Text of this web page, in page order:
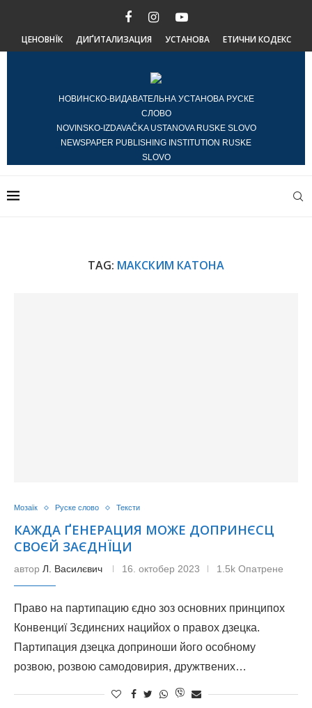
ЦЕНОВНЇК ДИҐИТАЛИЗАЦИЯ УСТАНОВА ЕТИЧНИ КОДЕКС
НОВИНСКО-ВИДАВАТЕЛЬНА УСТАНОВА РУСКЕ
СЛОВО
NOVINSKO-IZDAVAČKA USTANOVA RUSKE SLOVO
NEWSPAPER PUBLISHING INSTITUTION RUSKE
SLOVO
TAG: МАКСКИМ КАТОНА
Мозаїк Руске слово Тексти
КАЖДА ҐЕНЕРАЦИЯ МОЖЕ ДОПРИНЄСЦ
СВОЄЙ ЗАЄДНЇЦИ
автор Л. Василєвич 16. октобер 2023 1.5k Опатрене
Право на партипацию єдно зоз основних принципох
Конвенциї Зєдинєних нацийох о правох дзецка.
Партипация дзецка доприноши його особному
розвою, розвою самодовирия, дружтвених…